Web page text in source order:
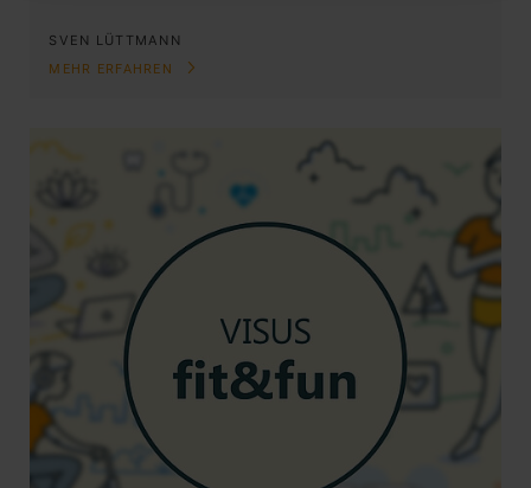
SVEN LÜTTMANN
MEHR ERFAHREN